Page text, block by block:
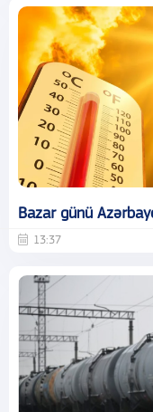
Bazar günü
13:37